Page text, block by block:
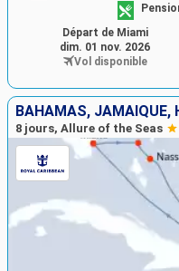
Départ de Miami
dim. 01 nov. 2026
Vol disponible
BAHAMAS, JAMAÏQUE,
8 jours, Allure of the Seas